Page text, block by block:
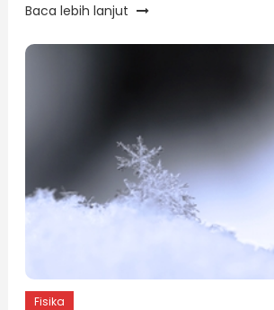
Baca lebih lanjut
Fisika